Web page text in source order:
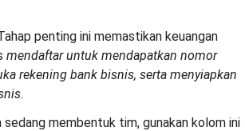
penting ini memastikan keuangan
mendaftar untuk mendapatkan nomor
rekening bank bisnis, serta menyiapkan
sedang membentuk tim, gunakan kolom ini